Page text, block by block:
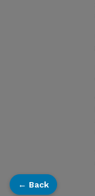
← Back